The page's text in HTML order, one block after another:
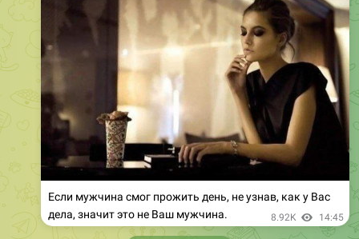
Если мужчина смог прожить день, не узнав, как у Вас
дела, значит это не Ваш мужчина.
8.92K 14:45